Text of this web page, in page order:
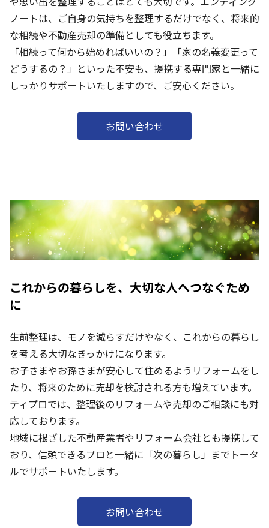
ノートは、ご自身の気持ちを整理するだけでなく、将来的
な相続や不動産売却の準備としても役立ちます。
「相続って何から始めればいいの？」「家の名義変更って
どうするの？」といった不安も、提携する専門家と一緒に
しっかりサポートいたしますので、ご安心ください。
お問い合わせ
これからの暮らしを、大切な人へつなぐため
に
生前整理は、モノを減らすだけやなく、これからの暮らし
を考える大切なきっかけになります。
お子さまやお孫さまが安心して住めるようリフォームをし
たり、将来のために売却を検討される方も増えています。
ティプロでは、整理後のリフォームや売却のご相談にも対
応しております。
地域に根ざした不動産業者やリフォーム会社とも提携して
おり、信頼できるプロと一緒に「次の暮らし」までトータ
ルでサポートいたします。
お問い合わせ